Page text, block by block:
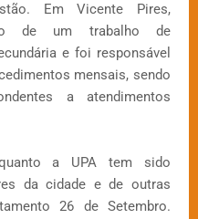
Em Vicente Pires,
de um trabalho de
e foi responsável
mensais, sendo
a atendimentos
a UPA tem sido
da cidade e de outras
26 de Setembro.